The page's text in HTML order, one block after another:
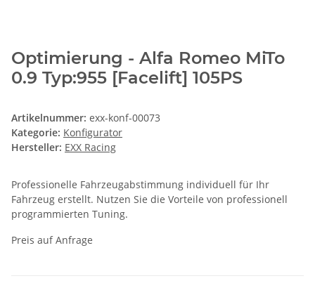
Optimierung - Alfa Romeo MiTo
0.9 Typ:955 [Facelift] 105PS
Artikelnummer: exx-konf-00073
Kategorie: Konfigurator
Hersteller: EXX Racing
Professionelle Fahrzeugabstimmung individuell für Ihr
Fahrzeug erstellt. Nutzen Sie die Vorteile von professionell
programmierten Tuning.
Preis auf Anfrage